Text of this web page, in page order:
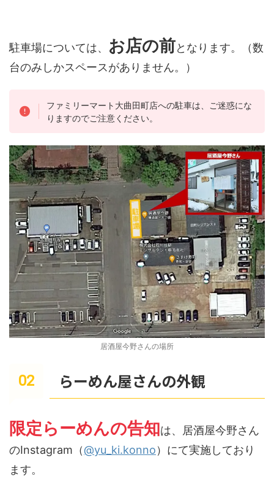
駐車場については、 お店の前となります。（数
台のみしかスペースがありません。）
ファミリーマート大曲田町店への駐車は、ご迷惑にな
りますのでご注意ください。
居酒屋今野さんの場所
らーめん屋さんの外観
限定らーめんの告知は、居酒屋今野さん
のInstagram（@yu_ki.konno）にて実施しており
ます。